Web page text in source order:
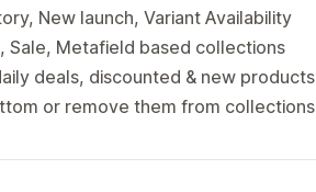
New launch, Variant Availability
Sale, Metafield based collections
deals, discounted & new products
or remove them from collections